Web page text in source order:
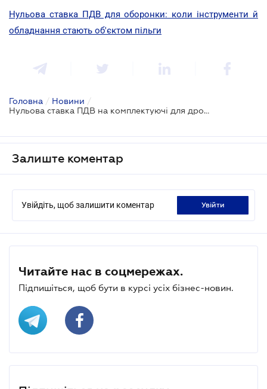
Нульова ставка ПДВ для оборонки: коли інструменти й
обладнання стають об'єктом пільги
Головна / Новини /
Нульова ставка ПДВ на комплектуючі для дронів: ДПС надала важливе роз’яснення
Залиште коментар
Увійдіть, щоб залишити коментар увійти
Читайте нас в соцмережах.
Підпишіться, щоб бути в курсі усіх бізнес-новин.